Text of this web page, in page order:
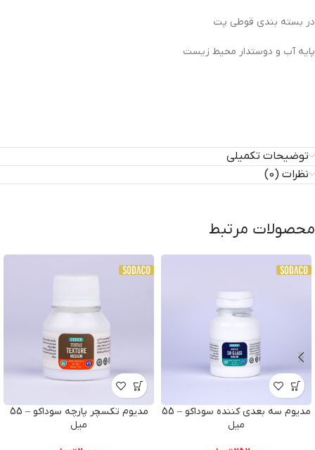
در بسته بندی قوطی پت
پایه آب و دوستدار محیط زیست
توضیحات تکمیلی
نظرات (0)
محصولات مرتبط
مدیوم سه بعدی کننده سوداکو – 55
میل
مدیوم تکسچر پارچه سوداکو – 55
میل